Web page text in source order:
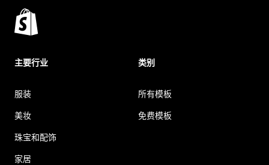
主要行业
服装
美妆
珠宝和配饰
家居
类别
所有模板
免费模板